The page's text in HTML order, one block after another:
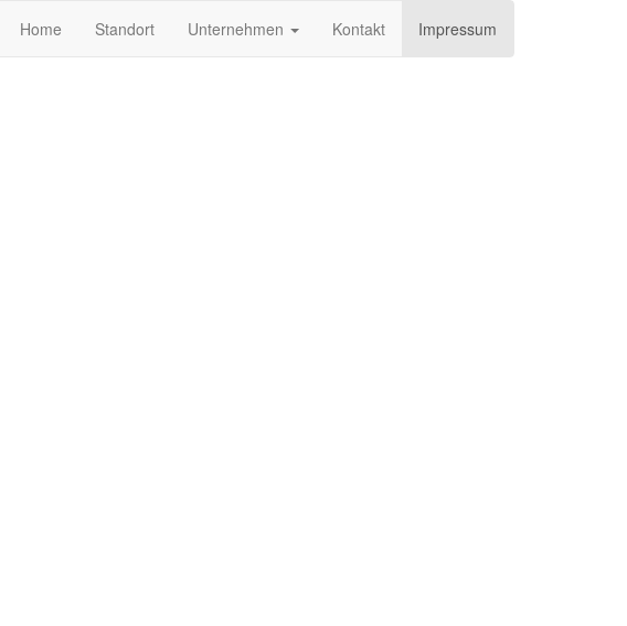
überspringen
Home Standort Unternehmen Kontakt Impressum